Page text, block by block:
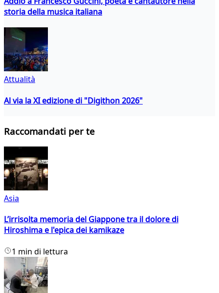
storia della musica italiana
Attualità
Al via la XI edizione di "Digithon 2026"
Raccomandati per te
Asia
L’irrisolta memoria del Giappone tra il dolore di
Hiroshima e l'epica dei kamikaze
1 min di lettura